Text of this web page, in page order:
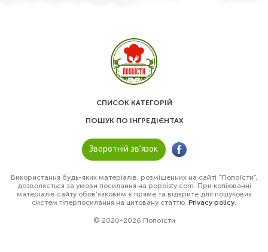
СПИСОК КАТЕГОРІЙ
ПОШУК ПО ІНГРЕДІЄНТАХ
Зворотній зв’язок
Використання будь-яких матеріалів, розміщенних на сайті “Попоїсти”,
дозволяється за умови посилання на popoisty.com. При копіюванні
матеріалів сайту обов’язковим є пряме та відкрите для пошукових
систем гіперпосилання на цитовану статтю. Privacy policy.
© 2020-2026 Попоїсти